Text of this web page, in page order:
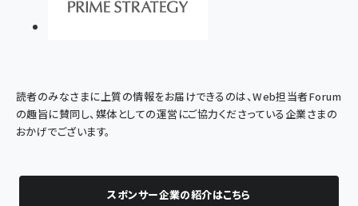
読者のみなさまに上質の情報をお届けできるのは、Web担当者Forum
の趣旨に賛同し、媒体としての運営にご協力くださっている企業さまの
おかげでございます。
スポンサー企業の紹介はこちら